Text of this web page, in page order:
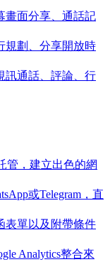
畫面分享、通話記
規劃、分享開放時
訊通話、評論、行
管，建立出色的網
或Telegram，直
表單以及附帶條件
Analytics整合來